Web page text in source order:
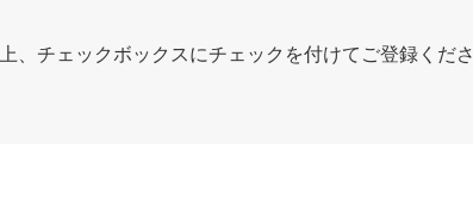
、チェックボックスにチェックを付けてご登録くださ